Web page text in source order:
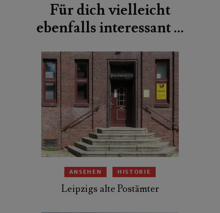
Für dich vielleicht
ebenfalls interessant …
ANSEHEN HISTORIE
Leipzigs alte Postämter